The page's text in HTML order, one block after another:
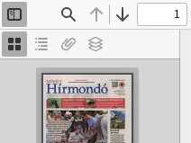
Bélyegképek
Dokumentumvázlat
Van
Rétegek
Oldalsáv
be/ki
KeresésElőzőTovább